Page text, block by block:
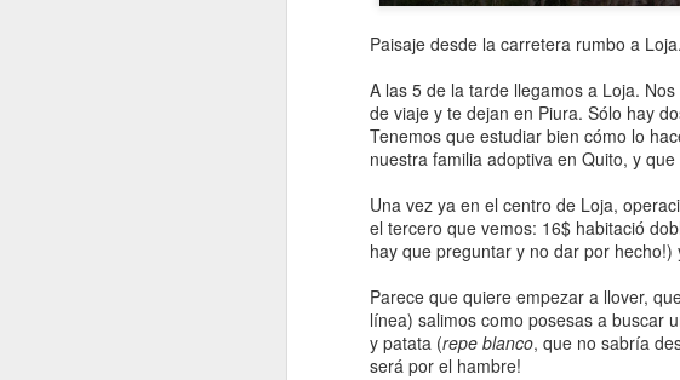
Paisaje desde la carretera rumbo a Loja.
A las 5 de la tarde llegamos a Loja.
de viaje y te dejan en Piura. Sólo hay
Tenemos que estudiar bien cómo lo
nuestra familia adoptiva en Quito, y
Una vez ya en el centro de Loja,
el tercero que vemos: 16$ habitació
hay que preguntar y no dar por
Parece que quiere empezar a llover,
línea) salimos como posesas a buscar
y patata (repe blanco, que no sabría
será por el hambre!
estaríamos
vacaciones.
25
Martes 24 de
Hoy es mi
5.000 metros con la
despertamos peor
algo de dolor de
un poco a tono! A
desayunar.
SEP Etapa 6.